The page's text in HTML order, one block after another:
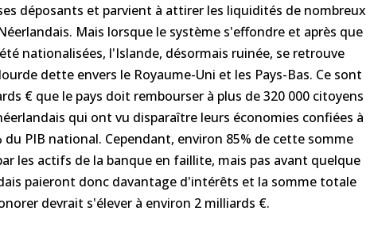
déposants et parvient à attirer les liquidités de nombreux
Mais lorsque le système s'effondre et après que
nationalisées, l'Islande, désormais ruinée, se retrouve
dette envers le Royaume-Uni et les Pays-Bas. Ce sont
€ que le pays doit rembourser à plus de 320 000 citoyens
qui ont vu disparaître leurs économies confiées à
du PIB national. Cependant, environ 85% de cette somme
les actifs de la banque en faillite, mais pas avant quelque
paieront donc davantage d'intérêts et la somme totale
devrait s'élever à environ 2 milliards €.